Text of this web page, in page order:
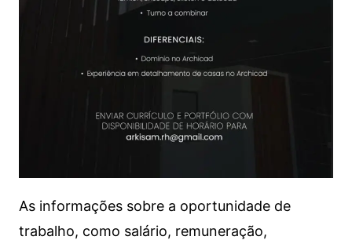
As informações sobre a oportunidade de
trabalho, como salário, remuneração,